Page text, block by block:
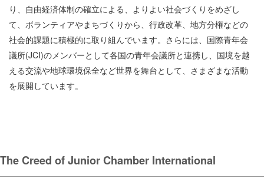
り、自由経済体制の確立による、よりよい社会づくりをめざし
て、ボランティアやまちづくりから、行政改革、地方分権などの
社会的課題に積極的に取り組んでいます。さらには、国際青年会
議所(JCI)のメンバーとして各国の青年会議所と連携し、国境を越
える交流や地球環境保全など世界を舞台として、さまざまな活動
を展開しています。
The Creed of Junior Chamber International